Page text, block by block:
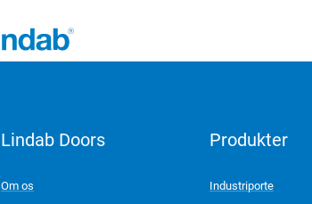
Lindab Doors
Om os
Produkter
Industriporte